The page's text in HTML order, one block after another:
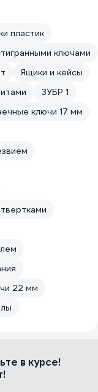
пластик
ключами
Ящики и кейсы
ЗУБР 1
ключи 17 мм
22 мм
в курсе!